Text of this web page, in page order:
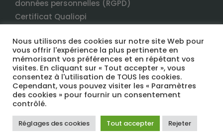
données personnelles (RGPD)
Certificat Qualiopi
COPYRIGHT 2022 TERRANEO FORMATION TOUS DROITS RÉSERVÉS
FacebookLinkedIn
Nous utilisons des cookies sur notre site Web pour
vous offrir l'expérience la plus pertinente en
mémorisant vos préférences et en répétant vos
visites. En cliquant sur « Tout accepter », vous
consentez à l'utilisation de TOUS les cookies.
Cependant, vous pouvez visiter les « Paramètres
des cookies » pour fournir un consentement
contrôlé.
Réglages des cookies Tout accepter Rejeter